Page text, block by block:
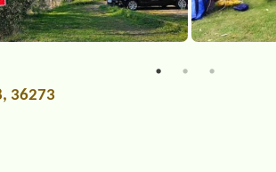
36273